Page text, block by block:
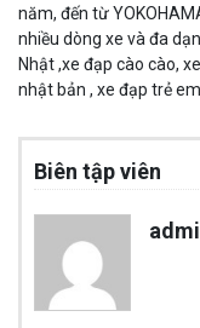
năm, đến từ
nhiều dòng xe và đa
Nhật ,xe đạp cào cào,
nhật bản , xe đạp trẻ em
Biên tập viên